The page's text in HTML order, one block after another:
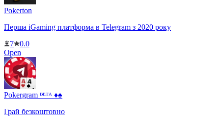
Pokerton
Перша iGaming платформа в Telegram з 2020 року
7
0.0
Open
Pokergram ᴮᴱᵀᴬ ♦️♠️
Грай безкоштовно